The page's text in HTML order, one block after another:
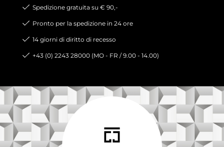
Spedizione gratuita su € 90,-
Pronto per la spedizione in 24 ore
14 giorni di diritto di recesso
+43 (0) 2243 28000 (MO - FR / 9.00 - 14.00)